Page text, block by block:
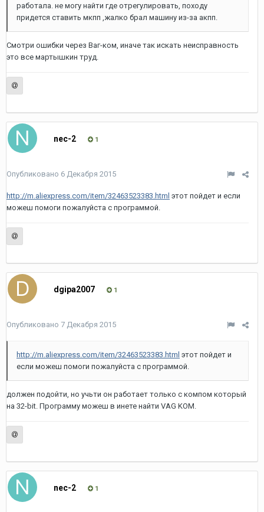
работала. не могу найти где отрегулировать, походу
придется ставить мкпп ,жалко брал машину из-за акпп.
Смотри ошибки через Ваг-ком, иначе так искать неисправность
это все мартышкин труд.
nec-2 1
Опубликовано 6 Декабря 2015
http://m.aliexpress.com/item/32463523383.html этот пойдет и если
можеш помоги пожалуйста с программой.
dgipa2007 1
Опубликовано 7 Декабря 2015
http://m.aliexpress.com/item/32463523383.html этот пойдет и
если можеш помоги пожалуйста с программой.
должен подойти, но учьти он работает только с компом который
на 32-bit. Программу можеш в инете найти VAG KOM.
nec-2 1